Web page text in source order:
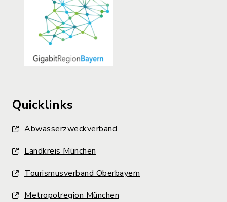
Quicklinks
Abwasserzweckverband
Landkreis München
Tourismusverband Oberbayern
Metropolregion München